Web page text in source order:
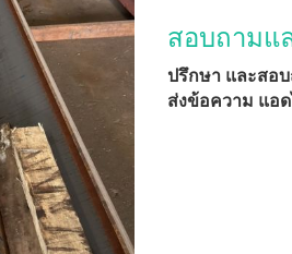
สอบถามแ
ปรึกษา และสอ
ส่งข้อความ แอ